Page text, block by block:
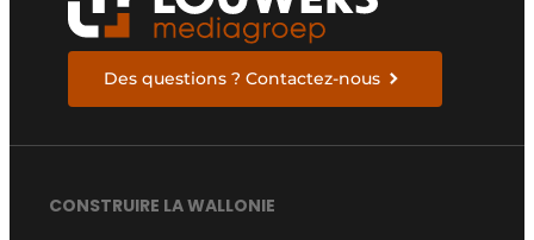
Des questions ? Contactez-nous
CONSTRUIRE LA WALLONIE